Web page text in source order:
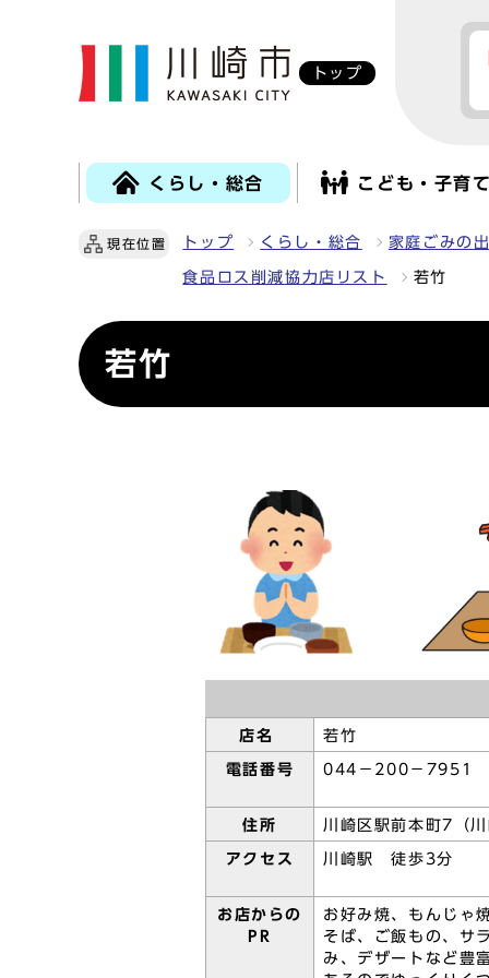
トップ
くらし・総合 こども・子育て
現在位置 トップ くらし・総合 家庭ごみの
食品ロス削減協力店リスト 若竹
若竹
店名 若竹
電話番号 044－200－7951
住所 川崎区駅前本町7（
アクセス 川崎駅 徒歩3分
お店からの
PR
お好み焼、もんじゃ
そば、ご飯もの、サ
み、デザートなど豊